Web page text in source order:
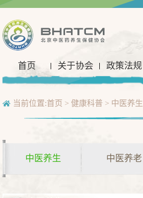
首页 关于协会 政策法规
当前位置:首页 > 健康科普 > 中医养生
中医养生 中医养老